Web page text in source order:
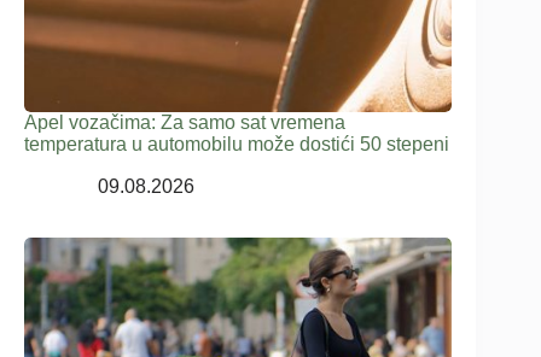
Apel vozačima: Za samo sat vremena
temperatura u automobilu može dostići 50 stepeni
09.08.2026